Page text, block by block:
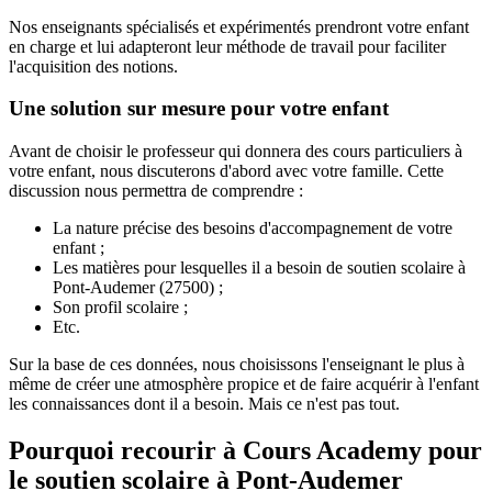
Nos enseignants spécialisés et expérimentés prendront votre enfant
en charge et lui adapteront leur méthode de travail pour faciliter
l'acquisition des notions.
Une solution sur mesure pour votre enfant
Avant de choisir le professeur qui donnera des cours particuliers à
votre enfant, nous discuterons d'abord avec votre famille. Cette
discussion nous permettra de comprendre :
La nature précise des besoins d'accompagnement de votre
enfant ;
Les matières pour lesquelles il a besoin de soutien scolaire à
Pont-Audemer (27500) ;
Son profil scolaire ;
Etc.
Sur la base de ces données, nous choisissons l'enseignant le plus à
même de créer une atmosphère propice et de faire acquérir à l'enfant
les connaissances dont il a besoin. Mais ce n'est pas tout.
Pourquoi recourir à Cours Academy pour
le soutien scolaire à Pont-Audemer